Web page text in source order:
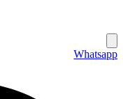
Whatsapp